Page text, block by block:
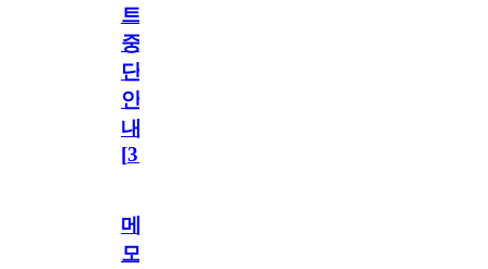
트
중
단
안
내
[31
메
모